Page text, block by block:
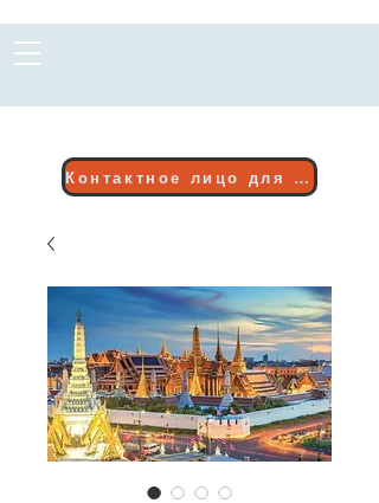
Контактное лицо для бронирования